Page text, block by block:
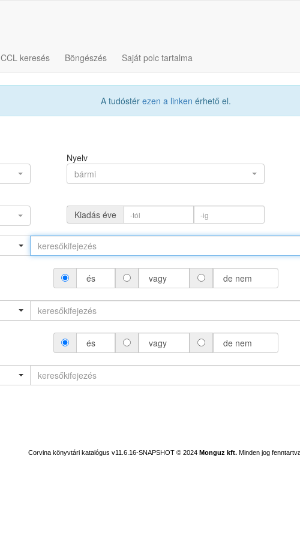
CCL keresés Böngészés Saját polc tartalma
A tudóstér ezen a linken érhető el.
Nyelv
bármi
Kiadás éve
és vagy de nem
és vagy de nem
Corvina könyvtári katalógus v11.6.16-SNAPSHOT © 2024 Monguz kft. Minden jog